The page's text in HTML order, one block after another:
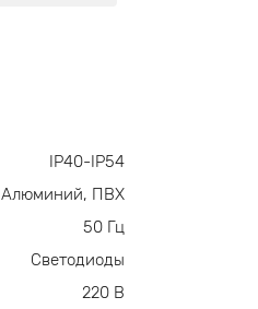
IP40-IP54
Алюминий, ПВХ
50 Гц
Светодиоды
220 В